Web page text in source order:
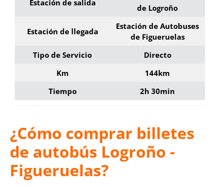
Estación de salida
de Logroño
Estación de llegada
Estación de Autobuses
de Figueruelas
Tipo de Servicio
Directo
Km
144km
Tiempo
2h 30min
¿Cómo comprar billetes
de autobús Logroño -
Figueruelas?